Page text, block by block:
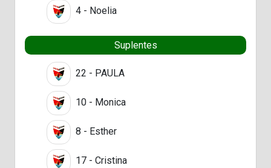
4 - Noelia
Suplentes
22 - PAULA
10 - Monica
8 - Esther
17 - Cristina